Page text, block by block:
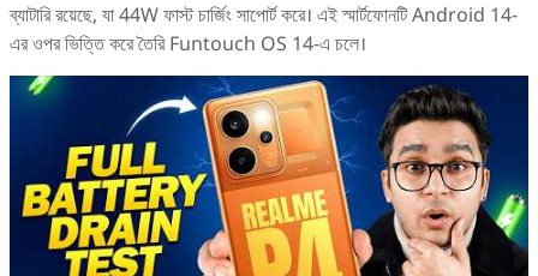
ব্যাটারি রয়েছে, যা 44W ফাস্ট চার্জিং সাপোর্ট করে। এই স্মার্টফোনটি Android 14-
এর ওপর ভিত্তি করে তৈরি Funtouch OS 14-এ চলে।